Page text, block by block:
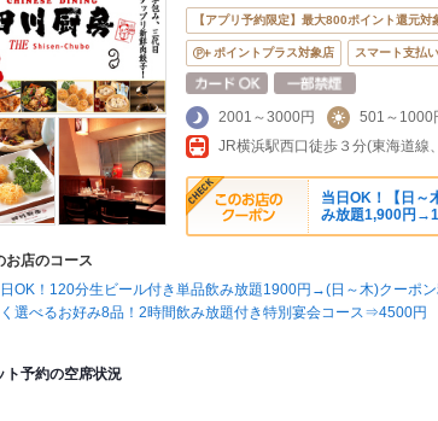
【アプリ予約限定】最大800ポイント還元対
ポイントプラス対象店 スマート支払
2001～3000円
501～1000
JR横浜駅西口徒歩３分(東海道線
当日OK！【日～
み放題1,900円
お店のコース
OK！120分生ビール付き単品飲み放題1900円→(日～木)クーポ
選べるお好み8品！2時間飲み放題付き特別宴会コース⇒4500円
ト予約の空席状況